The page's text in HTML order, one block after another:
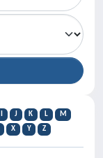
J K L
M
X Y Z